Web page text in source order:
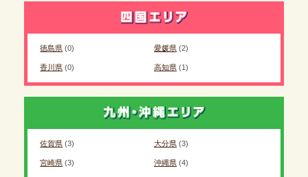
徳島県 (0) 愛媛県(2)
香川県 (0) 高知県(1)
佐賀県 (3) 大分県(3)
宮崎県 (3) 沖縄県(4)